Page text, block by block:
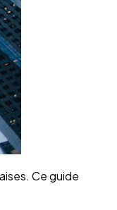
Ce guide